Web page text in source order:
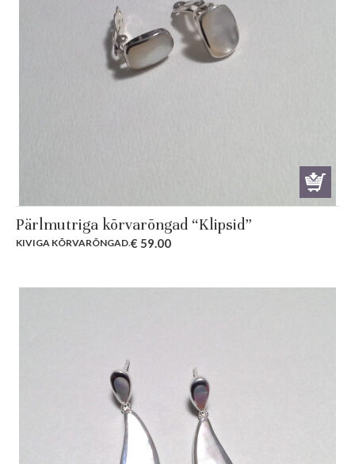
Pärlmutriga kõrvarõngad “Klipsid”
KIVIGA KÕRVARÕNGAD.€ 59.00